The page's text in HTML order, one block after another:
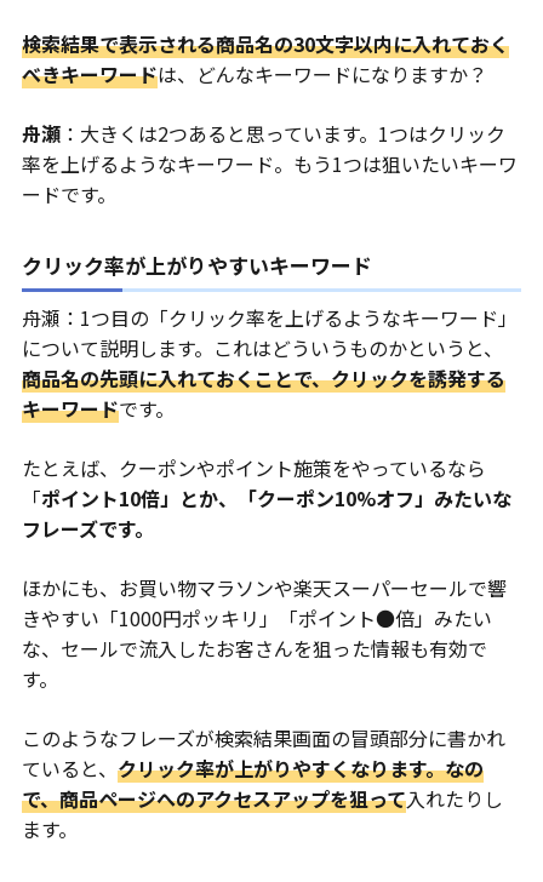
検索結果で表示される商品名の30文字以内に入れておく
べきキーワードは、どんなキーワードになりますか？
舟瀬 ：大きくは2つあると思っています。1つはクリック
率を上げるようなキーワード。もう1つは狙いたいキーワ
ードです。
クリック率が上がりやすいキーワード
舟瀬：1つ目の「クリック率を上げるようなキーワード」
について説明します。これはどういうものかというと、
商品名の先頭に入れておくことで、クリックを誘発する
キーワードです。
たとえば、クーポンやポイント施策をやっているなら
「ポイント10倍」とか、「クーポン10%オフ」みたいな
フレーズです。
ほかにも、お買い物マラソンや楽天スーパーセールで響
きやすい「1000円ポッキリ」「ポイント●倍」みたい
な、セールで流入したお客さんを狙った情報も有効で
す。
このようなフレーズが検索結果画面の冒頭部分に書かれ
ていると、クリック率が上がりやすくなります。なの
で、商品ページへのアクセスアップを狙って入れたりし
ます。